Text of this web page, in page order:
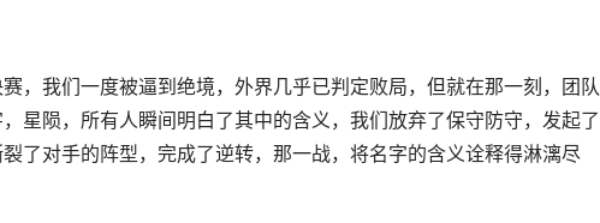
，我们一度被逼到绝境，外界几乎已判定败局，但就在那一刻，团队
星陨，所有人瞬间明白了其中的含义，我们放弃了保守防守，发起了
了对手的阵型，完成了逆转，那一战，将名字的含义诠释得淋漓尽